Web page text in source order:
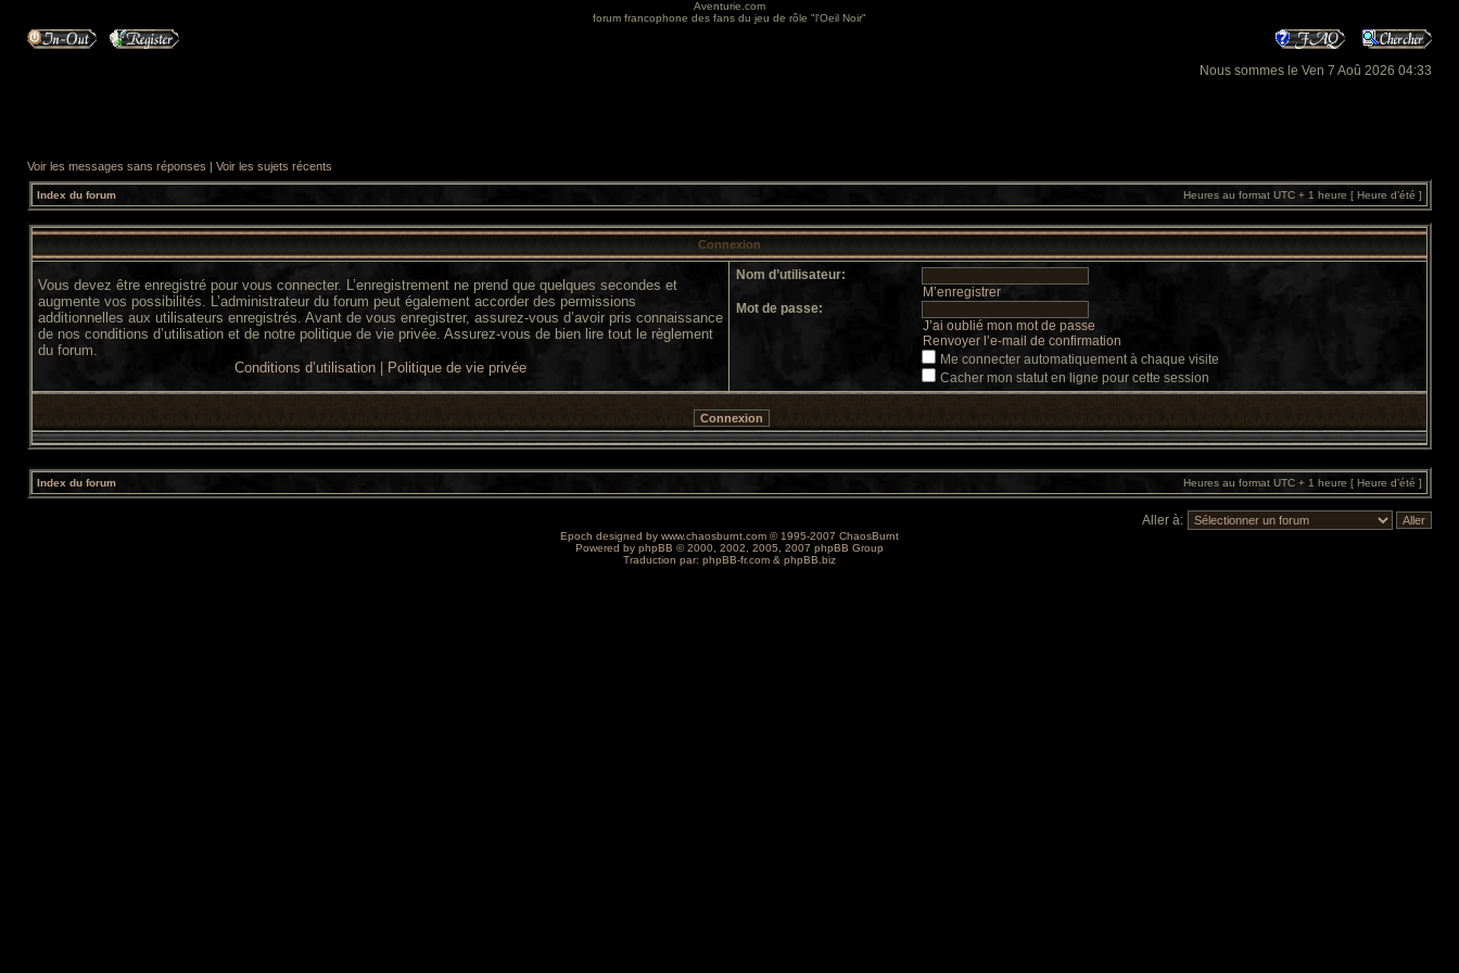
Aventurie.com
forum francophone des fans du jeu de rôle "l'Oeil Noir"
Nous sommes le Ven 7 Aoû 2026 04:33
Voir les messages sans réponses | Voir les sujets récents
Index du forum Heures au format UTC + 1 heure [ Heure d’été ]
Connexion
Vous devez être enregistré pour vous connecter. L’enregistrement ne prend que quelques secondes et
augmente vos possibilités. L’administrateur du forum peut également accorder des permissions
additionnelles aux utilisateurs enregistrés. Avant de vous enregistrer, assurez-vous d’avoir pris connaissance
de nos conditions d’utilisation et de notre politique de vie privée. Assurez-vous de bien lire tout le règlement
du forum.
Conditions d’utilisation
Politique de vie privée
Nom d’utilisateur:
M’enregistrer
Mot de passe:
J’ai oublié mon mot de passe
Renvoyer l’e-mail de confirmation
Me connecter automatiquement à chaque visite
Cacher mon statut en ligne pour cette session
Index du forum Heures au format UTC + 1 heure [ Heure d’été ]
Aller à:
Epoch designed by www.chaosburnt.com © 1995-2007 ChaosBurnt
Powered by phpBB © 2000, 2002, 2005, 2007 phpBB Group
Traduction par: phpBB-fr.com & phpBB.biz